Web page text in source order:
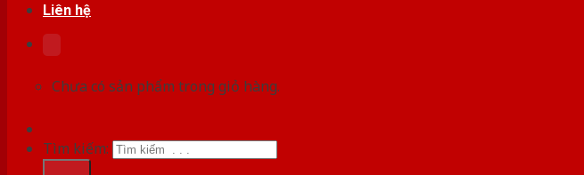
Liên hệ
Chưa có sản phẩm trong giỏ hàng.
Tìm kiếm: